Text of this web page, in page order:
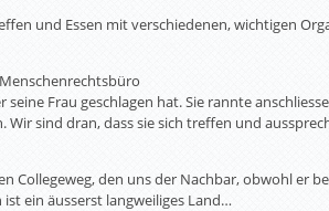
und Essen mit verschiedenen, wichtigen
Frau geschlagen hat. Sie rannte
Wir sind dran, dass sie sich treffen und
Collegeweg, den uns der Nachbar, obwohl er
ein äusserst langweiliges Land…